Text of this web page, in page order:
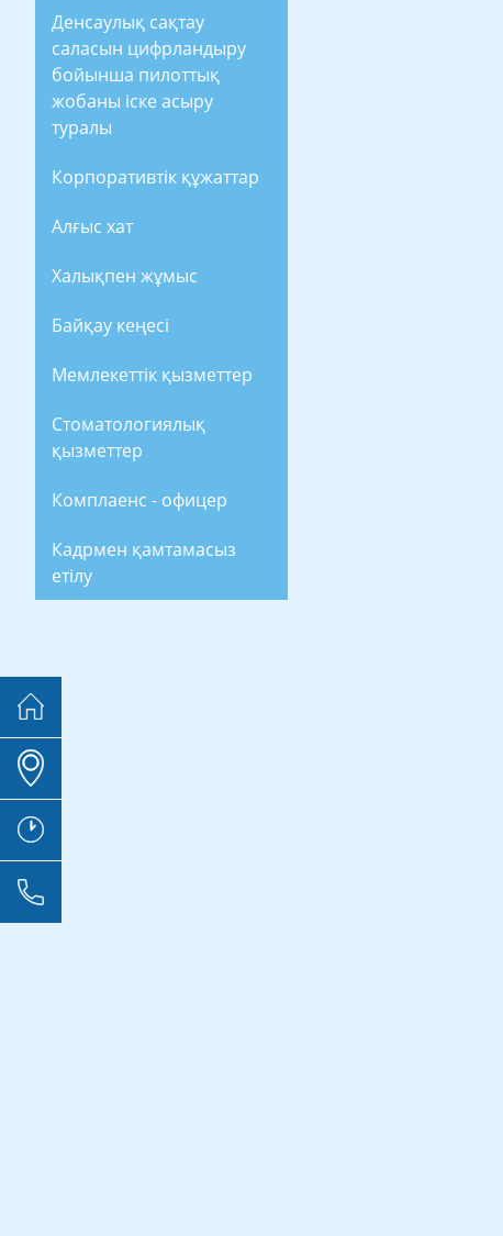
Денсаулық сақтау
саласын цифрландыру
бойынша пилоттық
жобаны іске асыру
туралы
Корпоративтік құжаттар
Алғыс хат
Халықпен жұмыс
Байқау кеңесі
Мемлекеттік қызметтер
Стоматологиялық
қызметтер
Комплаенс - офицер
Кадрмен қамтамасыз
етілу